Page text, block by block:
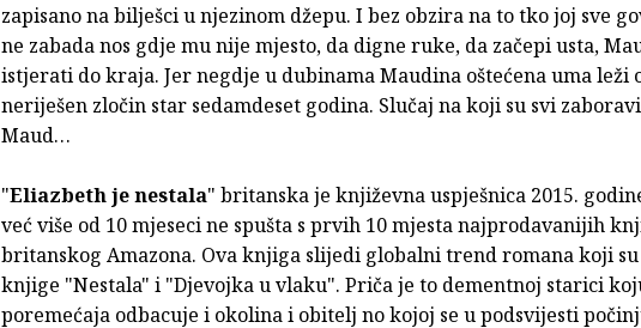
zapisano na bilješci u njezinom džepu. I bez obzira na to tko joj sve
ne zabada nos gdje mu nije mjesto, da digne ruke, da začepi usta,
istjerati do kraja. Jer negdje u dubinama Maudina oštećena uma leži
neriješen zločin star sedamdeset godina. Slučaj na koji su svi
Maud…
"Eliazbeth je nestala" britanska je književna uspješnica 2015.
već više od 10 mjeseci ne spušta s prvih 10 mjesta najprodavanijih
britanskog Amazona. Ova knjiga slijedi globalni trend romana koji
knjige "Nestala" i "Djevojka u vlaku". Priča je to dementnoj starici
poremećaja odbacuje i okolina i obitelj no kojoj se u podsvijesti